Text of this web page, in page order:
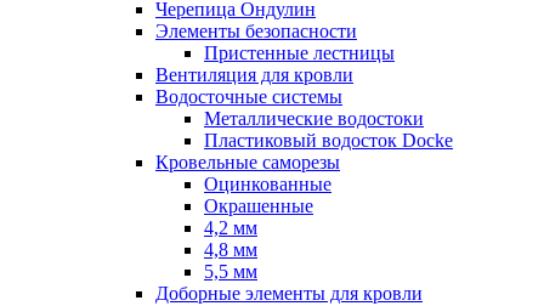
Черепица Ондулин
Элементы безопасности
Пристенные лестницы
Вентиляция для кровли
Водосточные системы
Металлические водостоки
Пластиковый водосток Docke
Кровельные саморезы
Оцинкованные
Окрашенные
4,2 мм
4,8 мм
5,5 мм
Доборные элементы для кровли